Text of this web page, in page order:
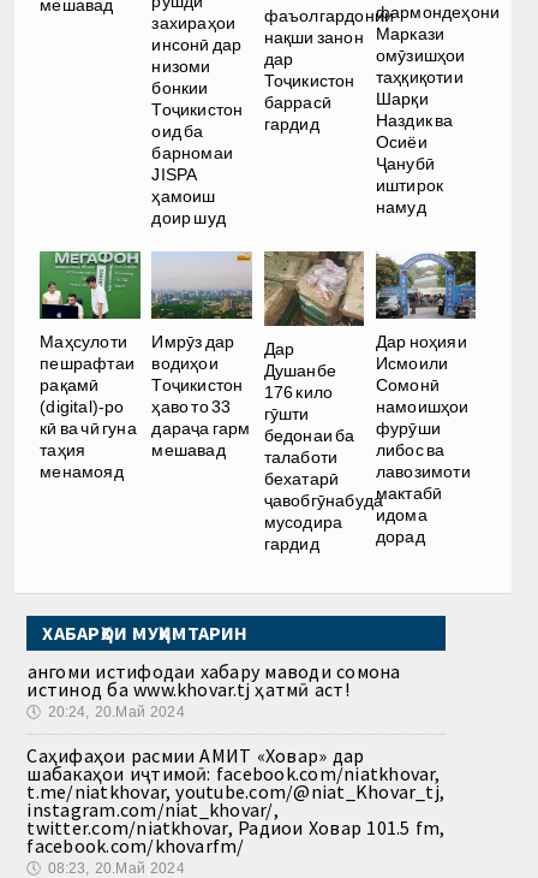
мешавад
захираҳои
инсонӣ дар
низоми
бонкии
Тоҷикистон
оид ба
барномаи
JISPA
ҳамоиш
доир шуд
фаъолгардонии
нақши занон
дар
Тоҷикистон
баррасӣ
гардид
фармондеҳони
Маркази
омӯзишҳои
таҳқиқотии
Шарқи
Наздик ва
Осиёи
Ҷанубӣ
иштирок
намуд
Маҳсулоти
пешрафтаи
рақамӣ
(digital)-ро
кӣ ва чӣ гуна
таҳия
менамояд
Имрӯз дар
водиҳои
Тоҷикистон
ҳаво то 33
дараҷа гарм
мешавад
Дар
Душанбе
176 кило
гӯшти
бедонаи ба
талаботи
бехатарӣ
ҷавобгӯнабуда
мусодира
гардид
Дар ноҳияи
Исмоили
Сомонӣ
намоишҳои
фурӯши
либос ва
лавозимоти
мактабӣ
идома
дорад
ХАБАРҲОИ МУҲИМТАРИН
Ҳангоми истифодаи хабару маводи сомона
истинод ба www.khovar.tj ҳатмӣ аст!
🕔 20:24, 20.Май 2024
Саҳифаҳои расмии АМИТ «Ховар» дар
шабакаҳои иҷтимоӣ: facebook.com/niatkhovar,
t.me/niatkhovar, youtube.com/@niat_Khovar_tj,
instagram.com/niat_khovar/,
twitter.com/niatkhovar, Радиои Ховар 101.5 fm,
facebook.com/khovarfm/
🕔 08:23, 20.Май 2024